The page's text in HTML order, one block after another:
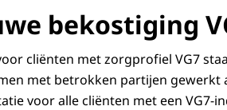
bekostiging
cliënten met zorgprofiel VG7
met betrokken partijen gewerkt
voor alle cliënten met een VG7-